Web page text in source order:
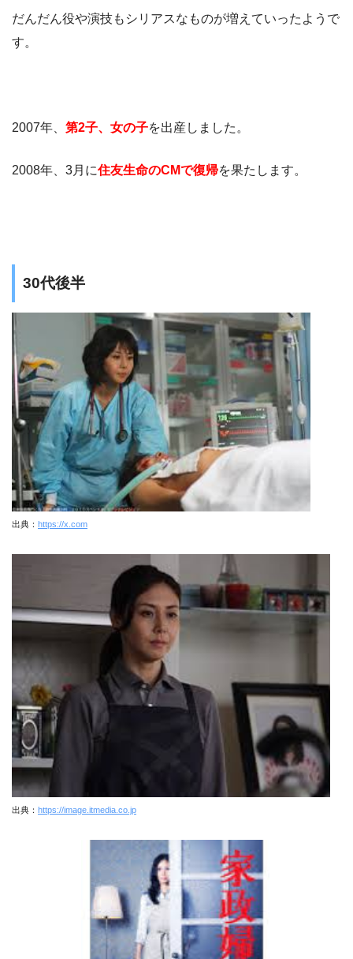
だんだん役や演技もシリアスなものが増えていったようで
す。
2007年、 第2子、女の子を出産しました。
2008年、3月に住友生命のCMで復帰を果たします。
30代後半
出典： https://x.com
出典： https://image.itmedia.co.jp